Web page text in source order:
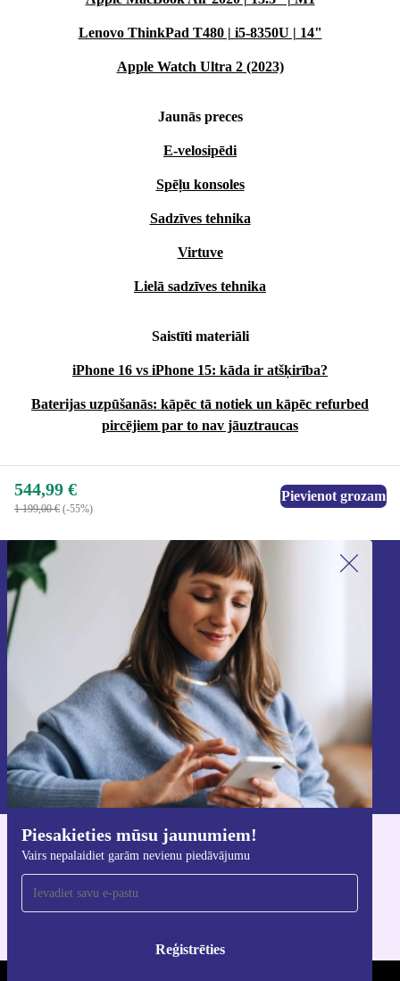
Lenovo ThinkPad T480 | i5-8350U | 14"
Apple Watch Ultra 2 (2023)
Jaunās preces
E-velosipēdi
Spēļu konsoles
Sadzīves tehnika
Virtuve
Lielā sadzīves tehnika
Saistīti materiāli
iPhone 16 vs iPhone 15: kāda ir atšķirība?
Baterijas uzpūšanās: kāpēc tā notiek un kāpēc refurbed
pircējiem par to nav jāuztraucas
544,99 €
1 199,00 € (-55%)
Pievienot grozam
Piesakieties mūsu jaunumiem!
Vairs nepalaidiet garām nevienu piedāvājumu
Reģistrēties
Piesakieties mūsu jaunumu
saņemšanai!
Nekad vairs nepalaidiet garām nevienu
piedāvājumu.
Reģistrēties
Informāciju par personas datu izmantošanu varat atrast mūsu
Privātuma politikā.
Lejupielādējiet refurbed lietotni
iOS un Android ierīcēm